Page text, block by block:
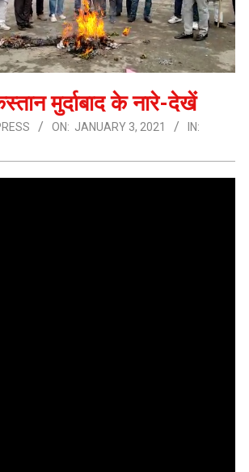
मुर्दाबाद के नारे-देखें
ON: JANUARY 3, 2021
IN: